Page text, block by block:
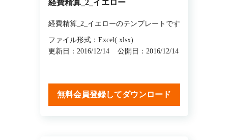
経費精算_2_イエロー
経費精算_2_イエローのテンプレートです
ファイル形式：Excel(.xlsx)
更新日：2016/12/14
公開日：2016/12/14
無料会員登録してダウンロード